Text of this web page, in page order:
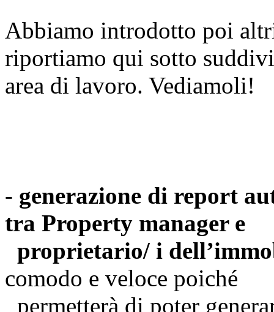
Abbiamo introdotto poi
riportiamo qui sotto
area di lavoro. Vediamoli!
- generazione di report
tra Property manager e
proprietario/ i
comodo e veloce poiché
permetterà di poter